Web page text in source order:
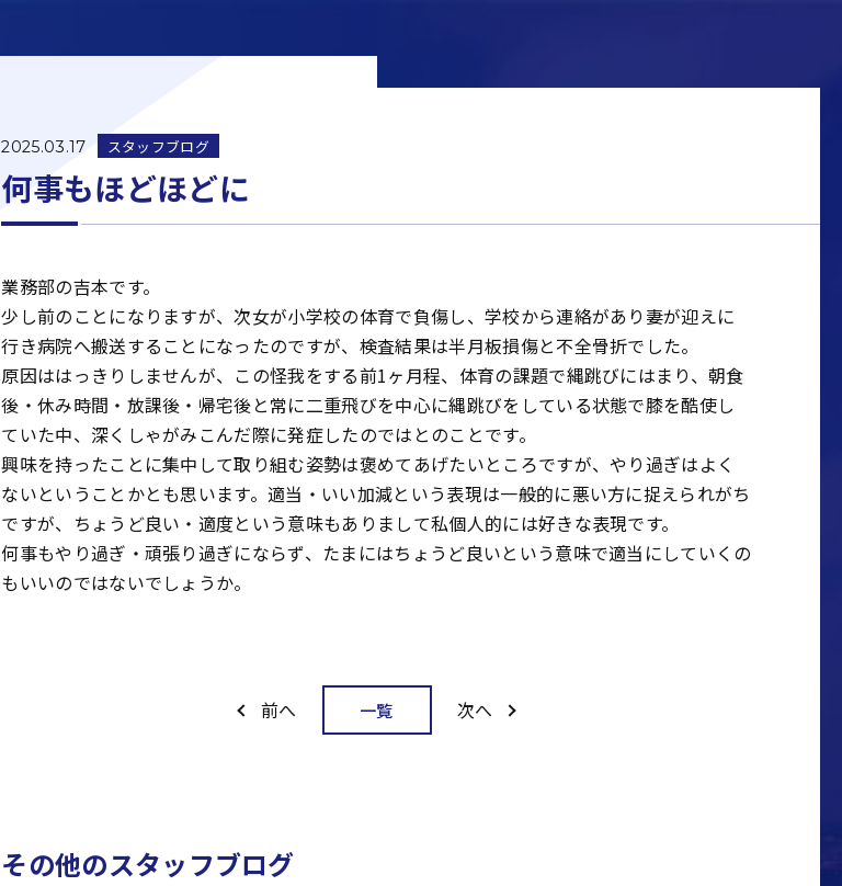
2025.03.17 スタッフブログ
何事もほどほどに
業務部の吉本です。
少し前のことになりますが、次女が小学校の体育で負傷し、学校から連絡があり妻が迎えに
行き病院へ搬送することになったのですが、検査結果は半月板損傷と不全骨折でした。
原因ははっきりしませんが、この怪我をする前1ヶ月程、体育の課題で縄跳びにはまり、朝食
後・休み時間・放課後・帰宅後と常に二重飛びを中心に縄跳びをしている状態で膝を酷使し
ていた中、深くしゃがみこんだ際に発症したのではとのことです。
興味を持ったことに集中して取り組む姿勢は褒めてあげたいところですが、やり過ぎはよく
ないということかとも思います。適当・いい加減という表現は一般的に悪い方に捉えられがち
ですが、ちょうど良い・適度という意味もありまして私個人的には好きな表現です。
何事もやり過ぎ・頑張り過ぎにならず、たまにはちょうど良いという意味で適当にしていくの
もいいのではないでしょうか。
前へ 一覧 次へ
その他のスタッフブログ